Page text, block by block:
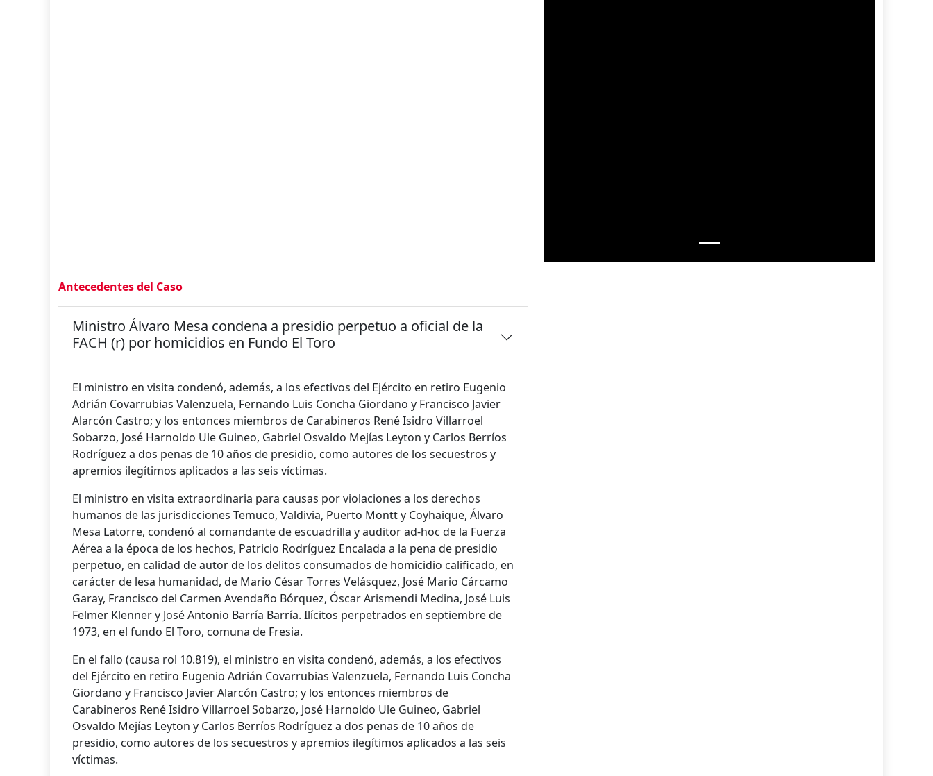
Antecedentes del Caso
Ministro Álvaro Mesa condena a presidio perpetuo a oficial de la
FACH (r) por homicidios en Fundo El Toro
El ministro en visita condenó, además, a los efectivos del Ejército en retiro Eugenio
Adrián Covarrubias Valenzuela, Fernando Luis Concha Giordano y Francisco Javier
Alarcón Castro; y los entonces miembros de Carabineros René Isidro Villarroel
Sobarzo, José Harnoldo Ule Guineo, Gabriel Osvaldo Mejías Leyton y Carlos Berríos
Rodríguez a dos penas de 10 años de presidio, como autores de los secuestros y
apremios ilegítimos aplicados a las seis víctimas.
El ministro en visita extraordinaria para causas por violaciones a los derechos
humanos de las jurisdicciones Temuco, Valdivia, Puerto Montt y Coyhaique, Álvaro
Mesa Latorre, condenó al comandante de escuadrilla y auditor ad-hoc de la Fuerza
Aérea a la época de los hechos, Patricio Rodríguez Encalada a la pena de presidio
perpetuo, en calidad de autor de los delitos consumados de homicidio calificado, en
carácter de lesa humanidad, de Mario César Torres Velásquez, José Mario Cárcamo
Garay, Francisco del Carmen Avendaño Bórquez, Óscar Arismendi Medina, José Luis
Felmer Klenner y José Antonio Barría Barría. Ilícitos perpetrados en septiembre de
1973, en el fundo El Toro, comuna de Fresia.
En el fallo (causa rol 10.819), el ministro en visita condenó, además, a los efectivos
del Ejército en retiro Eugenio Adrián Covarrubias Valenzuela, Fernando Luis Concha
Giordano y Francisco Javier Alarcón Castro; y los entonces miembros de
Carabineros René Isidro Villarroel Sobarzo, José Harnoldo Ule Guineo, Gabriel
Osvaldo Mejías Leyton y Carlos Berríos Rodríguez a dos penas de 10 años de
presidio, como autores de los secuestros y apremios ilegítimos aplicados a las seis
víctimas.